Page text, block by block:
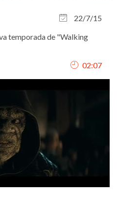
22/7/15
temporada de "Walking
02:07